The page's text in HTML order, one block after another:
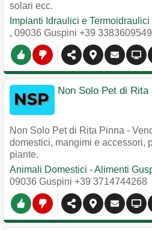
solari ecc.
Impianti Idraulici e
, 09036 Guspini +39 3383609549
Non Solo Pet di Rita
Non Solo Pet di Rita Pinna -
domestici, mangimi e accessori,
piante.
Animali Domestici - Alimenti
09036 Guspini +39 3714744268